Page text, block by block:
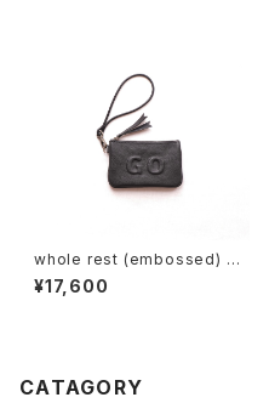
whole rest (embossed) +h
and strap
¥17,600
CATAGORY